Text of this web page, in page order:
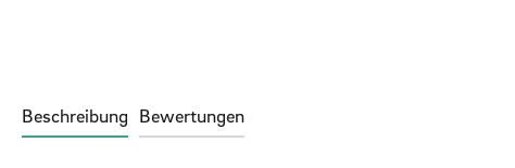
Beschreibung Bewertungen